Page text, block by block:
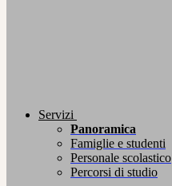
Servizi
Panoramica
Famiglie e studenti
Personale scolastico
Percorsi di studio